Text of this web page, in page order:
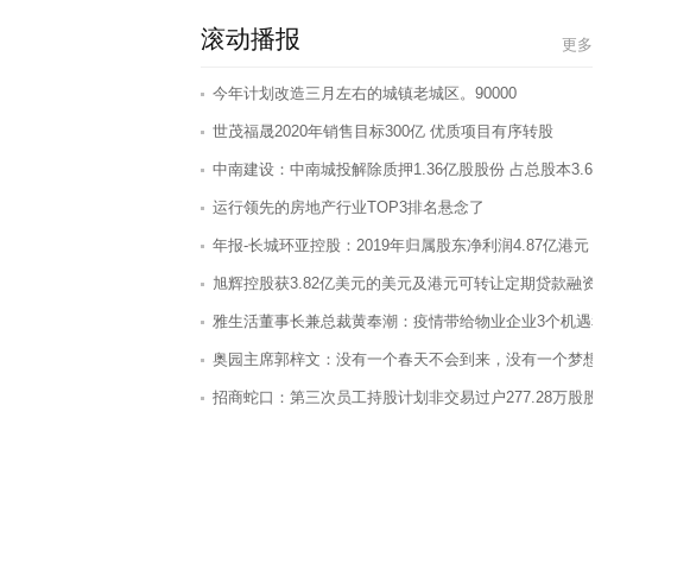
滚动播报 更多
世茂福晟2020年销售目标300亿 优质项目有序转股
中南建设：中南城投解除质押1.36亿股股份 占总股本3.62%
运行领先的房地产行业TOP3排名悬念了
年报-长城环亚控股：2019年归属股东净利润4.87亿港元 同比降16.54
旭辉控股获3.82亿美元的美元及港元可转让定期贷款融资
雅生活董事长兼总裁黄奉潮：疫情带给物业企业3个机遇和4个挑战
奥园主席郭梓文：没有一个春天不会到来，没有一个梦想不能到达
招商蛇口：第三次员工持股计划非交易过户277.28万股股份
华发超级直播日“爆火”，200套特价房被秒杀一空